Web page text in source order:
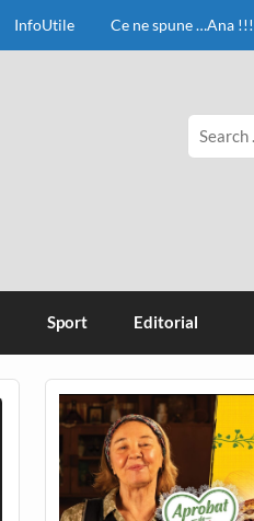
InfoUtile Ce ne spune …Ana !!!
Sport Editorial